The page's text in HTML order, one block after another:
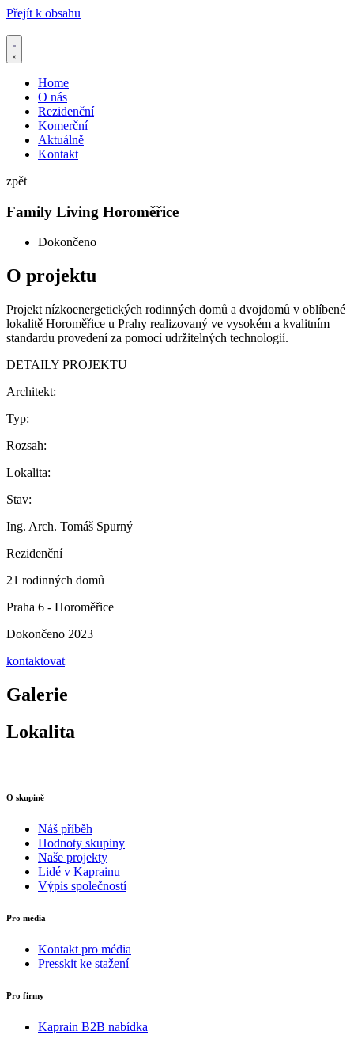
Přejít k obsahu
Home
O nás
Rezidenční
Komerční
Aktuálně
Kontakt
zpět
Family Living Horoměřice
Dokončeno
O projektu
Projekt nízkoenergetických rodinných domů a dvojdomů v oblíbené
lokalitě Horoměřice u Prahy realizovaný ve vysokém a kvalitním
standardu provedení za pomocí udržitelných technologií.
DETAILY PROJEKTU
Architekt:
Typ:
Rozsah:
Lokalita:
Stav:
Ing. Arch. Tomáš Spurný
Rezidenční
21 rodinných domů
Praha 6 - Horoměřice
Dokončeno 2023
kontaktovat
Galerie
Lokalita
O skupině
Náš příběh
Hodnoty skupiny
Naše projekty
Lidé v Kaprainu
Výpis společností
Pro média
Kontakt pro média
Presskit ke stažení
Pro firmy
Kaprain B2B nabídka